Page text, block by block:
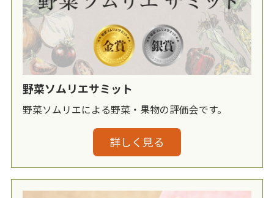
野菜ソムリエサミット
野菜ソムリエによる野菜・果物の評価会です。
詳しく見る